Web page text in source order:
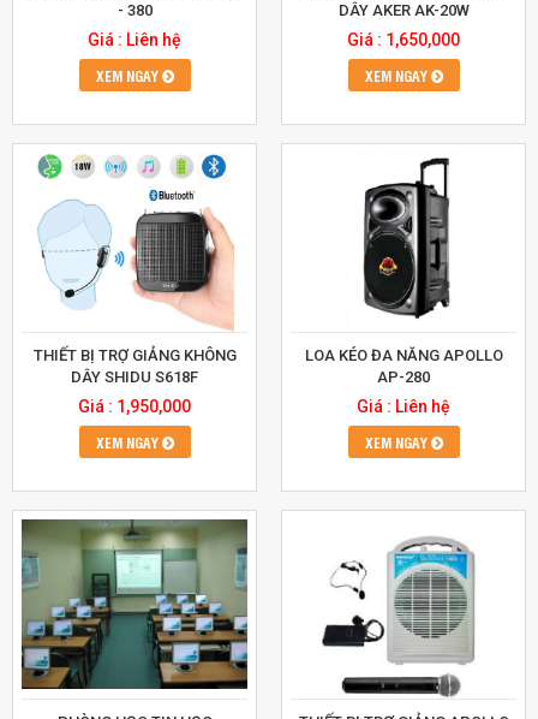
- 380
Giá : Liên hệ
XEM NGAY
DÂY AKER AK-20W
Giá : 1,650,000
XEM NGAY
THIẾT BỊ TRỢ GIẢNG KHÔNG
DÂY SHIDU S618F
Giá : 1,950,000
XEM NGAY
LOA KÉO ĐA NĂNG APOLLO
AP-280
Giá : Liên hệ
XEM NGAY